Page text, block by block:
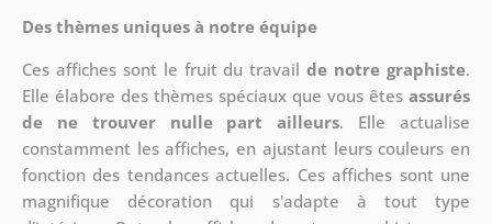
Des thèmes uniques à notre équipe
Ces affiches sont le fruit du travail de notre graphiste.
Elle élabore des thèmes spéciaux que vous êtesassurés
de ne trouver nulle part ailleurs. Elle actualise
constamment les affiches, en ajustant leurs couleurs en
fonction des tendances actuelles. Ces affiches sont une
magnifique décoration qui s'adapte à tout type